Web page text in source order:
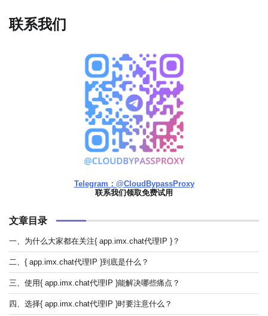
联系我们
Telegram：@CloudBypassProxy
联系我们领取免费试用
文章目录
一、为什么大家都在关注{ app.imx.chat代理IP }？
二、{ app.imx.chat代理IP }到底是什么？
三、使用{ app.imx.chat代理IP }能解决哪些痛点？
四、选择{ app.imx.chat代理IP }时要注意什么？